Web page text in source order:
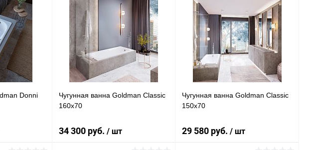
Donni
Чугунная ванна Goldman Classic
160x70
34 300 руб. / шт
Чугунная ванна Goldman Classic
150x70
29 580 руб./ шт